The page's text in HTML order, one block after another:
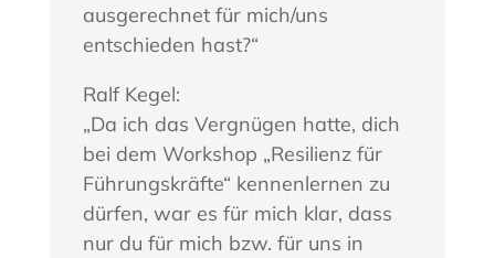
ausgerechnet für mich/uns
entschieden hast?“
Ralf Kegel:
„Da ich das Vergnügen hatte, dich
bei dem Workshop „Resilienz für
Führungskräfte“ kennenlernen zu
dürfen, war es für mich klar, dass
nur du für mich bzw. für uns in